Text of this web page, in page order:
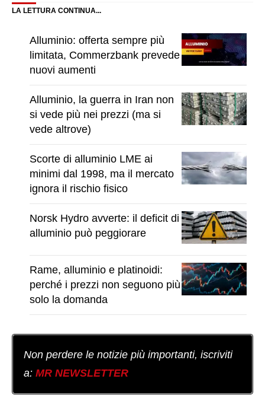
LA LETTURA CONTINUA...
Alluminio: offerta sempre più
limitata, Commerzbank prevede
nuovi aumenti
Alluminio, la guerra in Iran non
si vede più nei prezzi (ma si
vede altrove)
Scorte di alluminio LME ai
minimi dal 1998, ma il mercato
ignora il rischio fisico
Norsk Hydro avverte: il deficit di
alluminio può peggiorare
Rame, alluminio e platinoidi:
perché i prezzi non seguono più
solo la domanda
Non perdere le notizie più importanti, iscriviti
a: MR NEWSLETTER